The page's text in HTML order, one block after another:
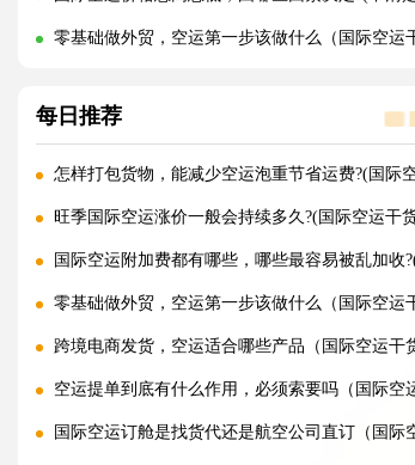
零基础做外贸，空运第一步该做什么（国际空运
每日推荐
怎样打包货物，能减少空运泡重节省运费?(国际
旺季国际空运涨价一般会持续多久?(国际空运干
国际空运附加费都有哪些，哪些最容易被乱加收
零基础做外贸，空运第一步该做什么（国际空运
跨境电商发货，空运适合哪些产品（国际空运干
空运提单到底有什么作用，必须索要吗（国际空
国际空运订舱是找货代还是航空公司直订（国际